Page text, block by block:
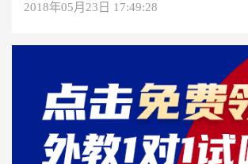
2018年05月23日 17:49:28